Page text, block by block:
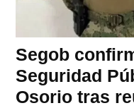
Segob
Seguridad
Osorio tras